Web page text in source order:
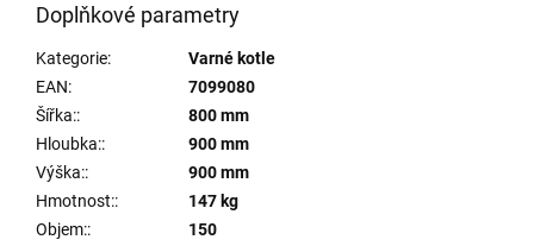
Doplňkové parametry
Kategorie:
Varné kotle
EAN:
7099080
Šířka::
800 mm
Hloubka::
900 mm
Výška::
900 mm
Hmotnost::
147 kg
Objem::
150